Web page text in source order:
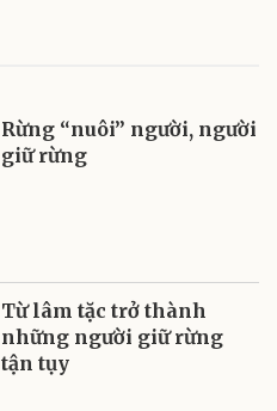
Rừng “nuôi” người, người
giữ rừng
Từ lâm tặc trở thành
những người giữ rừng
tận tụy